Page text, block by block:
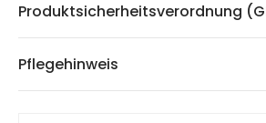
Produktsicherheitsverordnung
Pflegehinweis